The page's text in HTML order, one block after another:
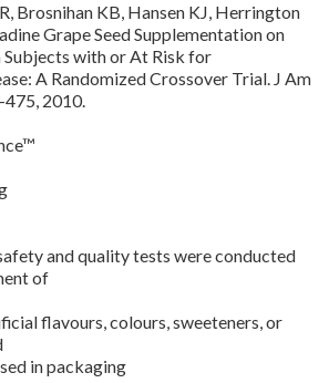
Brosnihan KB, Hansen KJ, Herrington
Grape Seed Supplementation on
Subjects with or At Risk for
A Randomized Crossover Trial. J Am
2010.
and quality tests were conducted
of
flavours, colours, sweeteners, or
in packaging